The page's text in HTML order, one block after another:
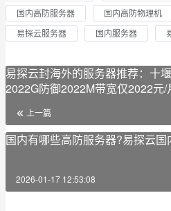
国内高防服务器
国内高防物理机
易探云服务器
国内服务器
易探云封海外的服务器推荐：十
2022G防御2022M带宽仅2022元/
上一篇
国内有哪些高防服务器?易探云
2026-01-17 12:53:08